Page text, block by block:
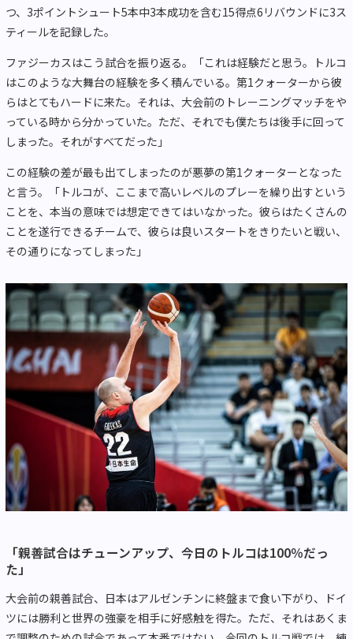
つ、3ポイントシュート5本中3本成功を含む15得点6リバウンドに3ス
ティールを記録した。
ファジーカスはこう試合を振り返る。「これは経験だと思う。トルコ
はこのような大舞台の経験を多く積んでいる。第1クォーターから彼
らはとてもハードに来た。それは、大会前のトレーニングマッチをや
っている時から分かっていた。ただ、それでも僕たちは後手に回って
しまった。それがすべてだった」
この経験の差が最も出てしまったのが悪夢の第1クォーターとなった
と言う。「トルコが、ここまで高いレベルのプレーを繰り出すという
ことを、本当の意味では想定できてはいなかった。彼らはたくさんの
ことを遂行できるチームで、彼らは良いスタートをきりたいと戦い、
その通りになってしまった」
「親善試合はチューンアップ、今日のトルコは100％だっ
た」
大会前の親善試合、日本はアルゼンチンに終盤まで食い下がり、ドイ
ツには勝利と世界の強豪を相手に好感触を得た。ただ、それはあくま